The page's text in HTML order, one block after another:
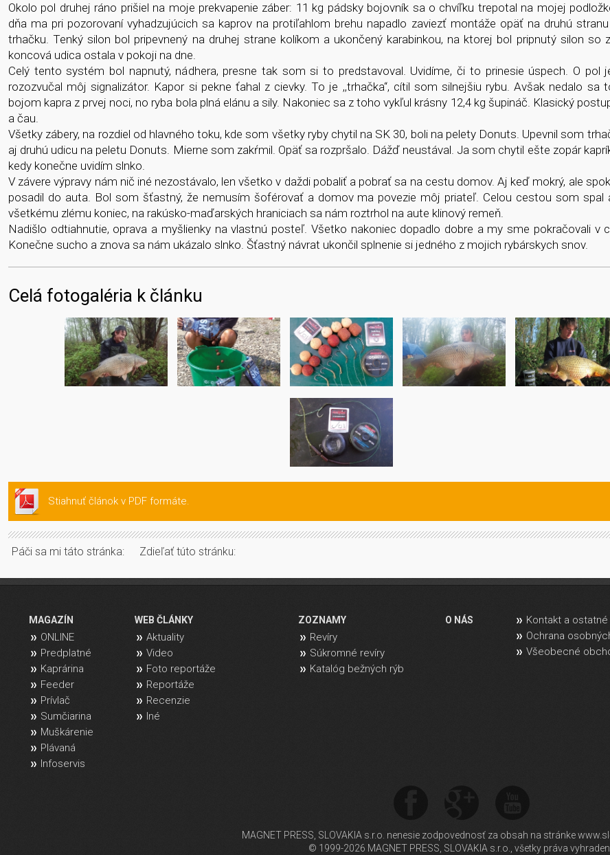
Okolo pol druhej ráno prišiel na moje prekvapenie záber: 11 kg pádsky bojovník sa o chvíľku trepotal na mojej
dňa ma pri pozorovaní vyhadzujúcich sa kaprov na protiľahlom brehu napadlo zaviezť montáže opäť na druhú
trhačku. Tenký silon bol pripevnený na druhej strane kolíkom a ukončený karabinkou, na ktorej bol pripnutý silon so
koncová udica ostala v pokoji na dne.
Celý tento systém bol napnutý, nádhera, presne tak som si to predstavoval. Uvidíme, či to prinesie úspech. O pol
rozozvučal môj signalizátor. Kapor si pekne ťahal z cievky. To je ,,trhačka“, cítil som silnejšiu rybu. Avšak nedalo sa
bojom kapra z prvej noci, no ryba bola plná elánu a sily. Nakoniec sa z toho vykľul krásny 12,4 kg šupináč. Klasický
a čau.
Všetky zábery, na rozdiel od hlavného toku, kde som všetky ryby chytil na SK 30, boli na pelety Donuts. Upevnil som
aj druhú udicu na peletu Donuts. Mierne som zakŕmil. Opäť sa rozpršalo. Dážď neustával. Ja som chytil ešte zopár
kedy konečne uvidím slnko.
V závere výpravy nám nič iné nezostávalo, len všetko v daždi pobaliť a pobrať sa na cestu domov. Aj keď mokrý, ale
posadil do auta. Bol som šťastný, že nemusím šoférovať a domov ma povezie môj priateľ. Celou cestou som spal
všetkému zlému koniec, na rakúsko-maďarských hraniciach sa nám roztrhol na aute klinový remeň.
Nadišlo odtiahnutie, oprava a myšlienky na vlastnú posteľ. Všetko nakoniec dopadlo dobre a my sme pokračovali v
Konečne sucho a znova sa nám ukázalo slnko. Šťastný návrat ukončil splnenie si jedného z mojich rybárskych snov.
Celá fotogaléria k článku
Stiahnuť článok v PDF formáte.
Páči sa mi táto stránka: Zdieľať túto stránku:
MAGAZÍN
ONLINE
Predplatné
Kaprárina
Feeder
Prívlač
Sumčiarina
Muškárenie
Plávaná
Infoservis
WEB ČLÁNKY
Aktuality
Video
Foto reportáže
Reportáže
Recenzie
Iné
ZOZNAMY
Revíry
Súkromné revíry
Katalóg bežných rýb
O NÁS
Kontakt a ostatné
Ochrana
Všeobecné
MAGNET PRESS, SLOVAKIA s.r.o. nenesie zodpovednosť za obsah na stránke
© 1999-2026 MAGNET PRESS, SLOVAKIA s.r.o., všetky práva